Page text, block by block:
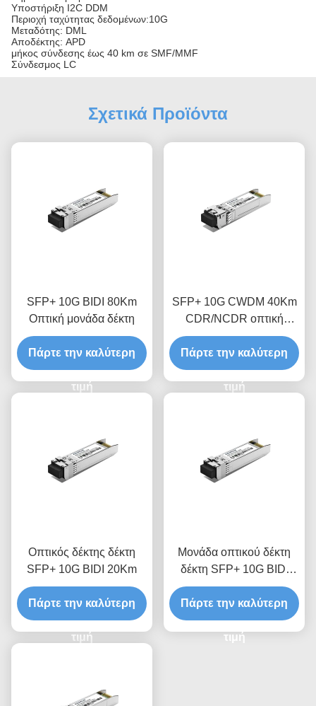
Υποστήριξη I2C DDM
Περιοχή ταχύτητας δεδομένων:10G
Μεταδότης: DML
Αποδέκτης: APD
μήκος σύνδεσης έως 40 km σε SMF/MMF
Σύνδεσμος LC
Σχετικά Προϊόντα
SFP+ 10G BIDI 80Km
Οπτική μονάδα δέκτη
Πάρτε την καλύτερη
τιμή
SFP+ 10G CWDM 40Km
CDR/NCDR οπτική
μονάδα δέκτη
Πάρτε την καλύτερη
τιμή
Οπτικός δέκτης δέκτη
SFP+ 10G BIDI 20Km
Πάρτε την καλύτερη
τιμή
Μονάδα οπτικού δέκτη
δέκτη SFP+ 10G BIDI
10Km
Πάρτε την καλύτερη
τιμή